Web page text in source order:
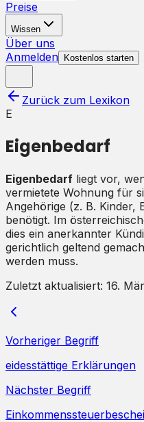
Preise
Wissen
Über uns
Anmelden
Kostenlos starten
Zurück zum Lexikon
E
Eigenbedarf
Eigenbedarf liegt vor,
vermietete Wohnung für
Angehörige (z. B. Kinder,
benötigt. Im
dies ein anerkannter
gerichtlich geltend
werden muss.
Zuletzt aktualisiert: 16.
Vorheriger Begriff
eidesstättige Erklärungen
Nächster Begriff